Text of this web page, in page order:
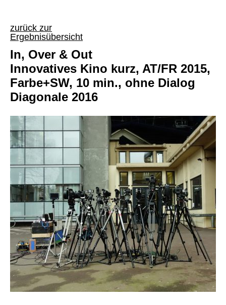
zurück zur
Ergebnisübersicht
In, Over & Out
Innovatives Kino kurz, AT/FR 2015,
Farbe+SW, 10 min., ohne Dialog
Diagonale 2016